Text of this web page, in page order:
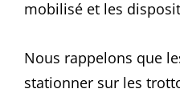
mobilisé et les
Nous rappelons que
stationner sur les